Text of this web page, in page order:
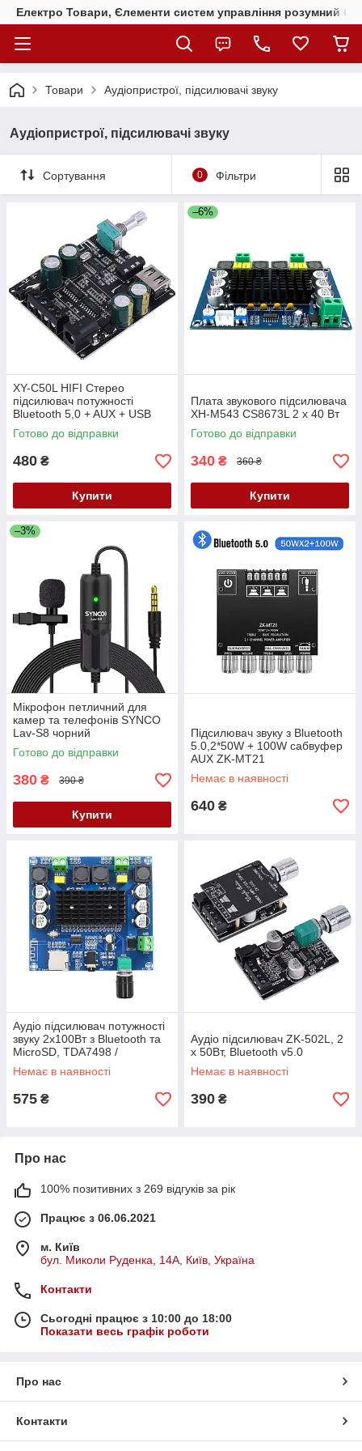
Електро Товари, Єлементи систем управління розумний
Товари Аудіопристрої, підсилювачі звуку
Аудіопристрої, підсилювачі звуку
Сортування 0 Фільтри
XY-C50L HIFI Стерео
підсилювач потужності
Bluetooth 5,0 + AUX + USB
Готово до відправки
480 ₴
Купити
–6%
Плата звукового підсилювача
XH-M543 CS8673L 2 х 40 Вт
Готово до відправки
340 ₴ 360 ₴
Купити
–3%
Мікрофон петличний для
камер та телефонів SYNCO
Lav-S8 чорний
Готово до відправки
380 ₴ 390 ₴
Купити
Підсилювач звуку з Bluetooth
5.0,2*50W + 100W сабвуфер
AUX ZK-MT21
Немає в наявності
640 ₴
Аудіо підсилювач потужності
звуку 2x100Вт з Bluetooth та
MicroSD, TDA7498 /
TPA3116D2
Немає в наявності
575 ₴
Аудіо підсилювач ZK-502L, 2
х 50Вт, Bluetooth v5.0
Немає в наявності
390 ₴
Про нас
100% позитивних з 269 відгуків за рік
Працює з 06.06.2021
м. Київ
бул. Миколи Руденка, 14А, Київ, Україна
Контакти
Сьогодні працює з 10:00 до 18:00
Показати весь графік роботи
Про нас
Контакти